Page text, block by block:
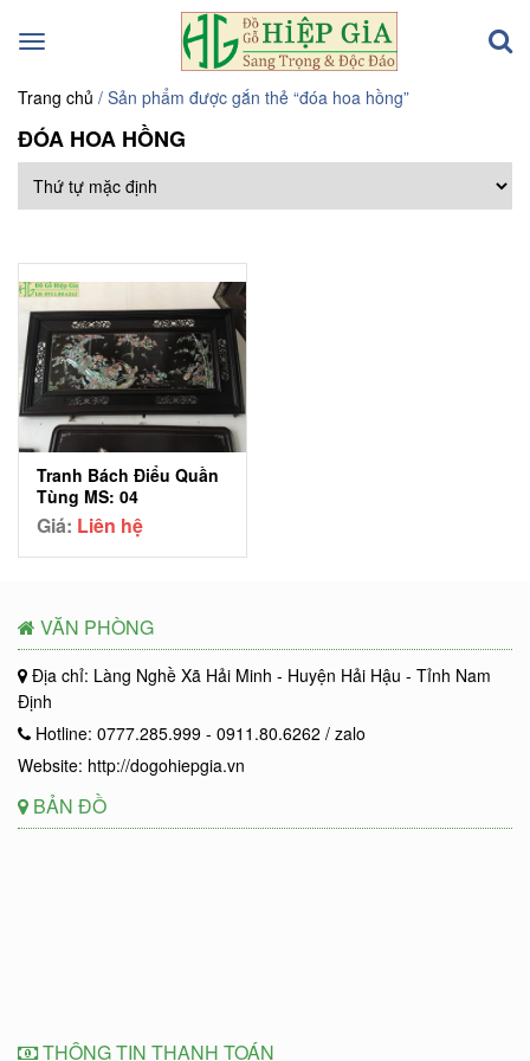
Toggle
Trang chủ / Sản phẩm được gắn thẻ “đóa hoa hồng”
ĐÓA HOA HỒNG
Tranh Bách Điểu Quần
Tùng MS: 04
Giá: Liên hệ
VĂN PHÒNG
Địa chỉ: Làng Nghề Xã Hải Minh - Huyện Hải Hậu - Tỉnh Nam
Định
Hotline: 0777.285.999 - 0911.80.6262 / zalo
Website: http://dogohiepgia.vn
BẢN ĐỒ
THÔNG TIN THANH TOÁN